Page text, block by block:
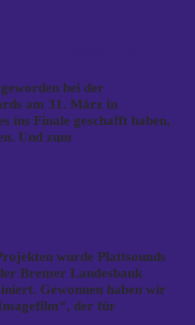
bei der
am 31. März in
ins Finale geschafft haben,
Und zum
wurde Plattsounds
Bremer Landesbank
Gewonnen haben wir
der für